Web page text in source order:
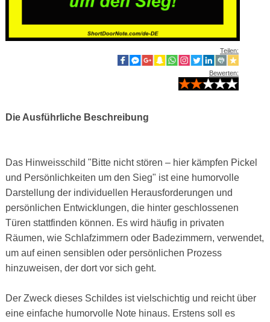
Teilen:
Bewerten:
Die Ausführliche Beschreibung
Das Hinweisschild "Bitte nicht stören – hier kämpfen Pickel
und Persönlichkeiten um den Sieg" ist eine humorvolle
Darstellung der individuellen Herausforderungen und
persönlichen Entwicklungen, die hinter geschlossenen
Türen stattfinden können. Es wird häufig in privaten
Räumen, wie Schlafzimmern oder Badezimmern, verwendet,
um auf einen sensiblen oder persönlichen Prozess
hinzuweisen, der dort vor sich geht.
Der Zweck dieses Schildes ist vielschichtig und reicht über
eine einfache humorvolle Note hinaus. Erstens soll es